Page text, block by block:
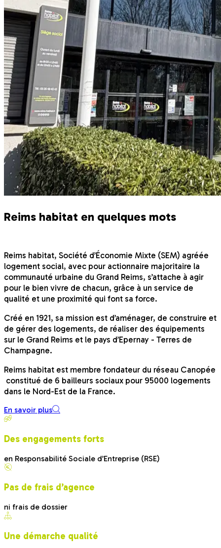
Reims habitat en quelques mots
Reims habitat, Société d’Économie Mixte (SEM) agréée
logement social, avec pour actionnaire majoritaire la
communauté urbaine du Grand Reims, s’attache à agir
pour le bien vivre de chacun, grâce à un service de
qualité et une proximité qui font sa force.
Créé en 1921, sa mission est d’aménager, de construire et
de gérer des logements, de réaliser des équipements
sur le Grand Reims et le pays d’Epernay - Terres de
Champagne.
Reims habitat est membre fondateur du réseau Canopée
constitué de 6 bailleurs sociaux pour 95000 logements
dans le Nord-Est de la France.
En savoir plus
Des engagements forts
en Responsabilité Sociale d’Entreprise (RSE)
Pas de frais d’agence
ni frais de dossier
Une démarche qualité